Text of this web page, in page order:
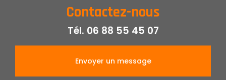
Contactez-nous
Tél. 06 88 55 45 07
Envoyer un message